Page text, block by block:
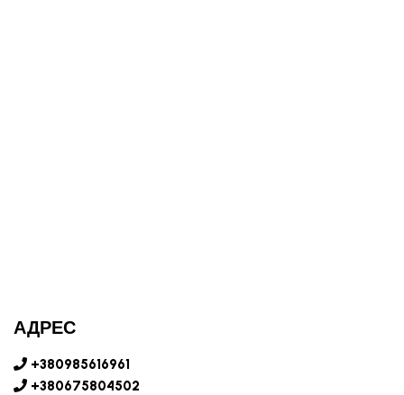
АДРЕС
+380985616961
+380675804502